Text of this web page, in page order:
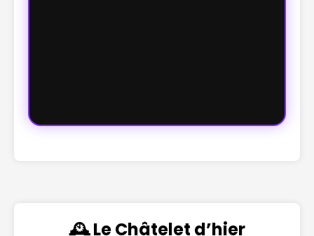
🕰️ Le Châtelet d’hier